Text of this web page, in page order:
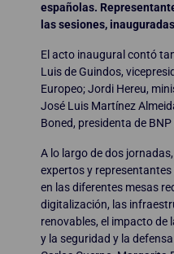
españolas.
las sesiones,
El acto inaugural contó
Luis de Guindos,
Europeo; Jordi Hereu,
José Luis Martínez
Boned, presidenta de
A lo largo de dos
expertos y
en las diferentes mesas
digitalización, las
renovables, el impacto de
y la seguridad y la